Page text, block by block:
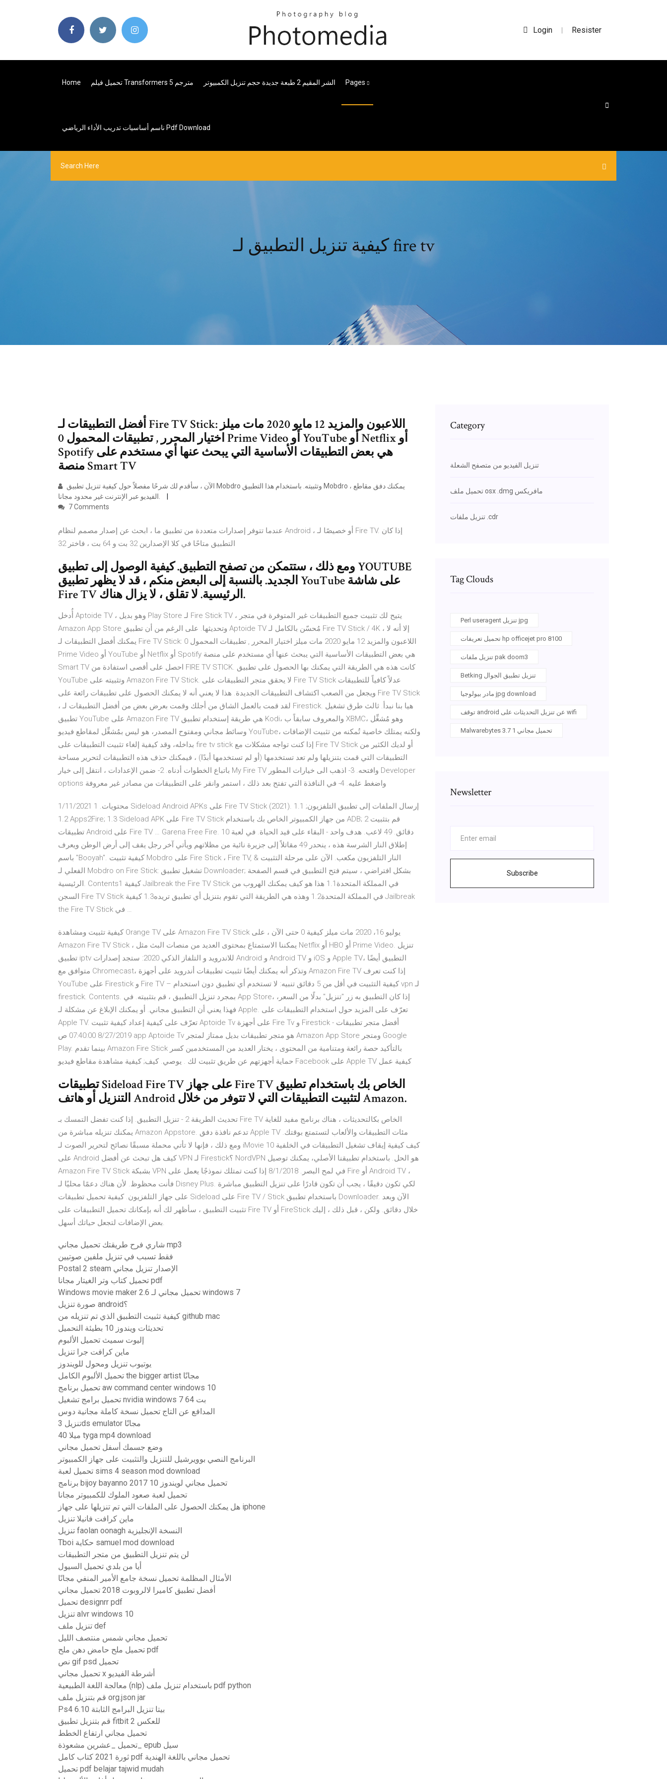
Login | Resister
Home تحميل فيلم Transformers 5 مترجم الشر المقيم 2 طبعة جديدة حجم تنزيل الكمبيوتر Pages
ناسم أساسيات تدريب الأداء الرياضي Pdf Download
كيفية تنزيل التطبيق لـ fire tv
أفضل التطبيقات لـ Fire TV Stick: اللاعبون والمزيد 12 مايو 2020 مات ميلز
اختيار المحرر , تطبيقات المحمول 0 Prime Video أو YouTube أو Netflix أو
Spotify هي بعض التطبيقات الأساسية التي يبحث عنها أي مستخدم على
منصة Smart TV
7 Comments
عندما تتوفر إصدارات متعددة من تطبيق ما ، ابحث عن إصدار مصمم لنظام Android ، أو خصيصًا لـ Fire TV. إذا كان
ومع ذلك ، ستتمكن من تصفح التطبيق. كيفية الوصول إلى تطبيق YOUTUBE
الجديد. بالنسبة إلى البعض منكم ، قد لا يظهر تطبيق YouTube على شاشة
Fire TV الرئيسية. لا تقلق ، لا يزال هناك.
أُدخل Aptoide TV ، وهو بديل Play Store لـ Fire Stick TV ، يتيح لك تثبيت جميع التطبيقات غير المتوفرة في متجر
Amazon App Store وتحديثها. على الرغم من أن تطبيق Aptoide TV مُحسّن بالكامل لـ Fire TV Stick / 4K ، إلا أنه لا
يمكنك أفضل التطبيقات لـ Fire TV Stick: اللاعبون والمزيد 12 مايو 2020 مات ميلز اختيار المحرر , تطبيقات المحمول 0
Prime Video أو YouTube أو Netflix أو Spotify هي بعض التطبيقات الأساسية التي يبحث عنها أي مستخدم على منصة
Smart TV احصل على أقصى استفادة من FIRE TV STICK. كانت هذه هي الطريقة التي يمكنك بها الحصول على تطبيق
YouTube وتثبيته على Amazon Fire TV Stick. لا يحقق متجر التطبيقات على Fire TV Stick عدلاً كافياً للتطبيقات
ويجعل من الصعب اكتشاف التطبيقات الجديدة. هذا لا يعني أنه لا يمكنك الحصول على تطبيقات رائعة على Fire TV Stick
، لقد قمت بالعمل الشاق من أجلك وقمت بعرض بعض من أفضل التطبيقات لـ Firestick. هيا بنا نبدأ. ثالث طرق تشغيل
تطبيق YouTube على Amazon Fire TV هي طريقة إستخدام تطبيق Kodi، والمعروف سابقاً ب XBMC، وهو مُشغِّل
وسائط مجاني ومفتوح المصدر، هو ليس بمُشغِّل لمقاطع فيديو YouTube، ولكنه يمتلك خاصية تُمكنه من تثبيت الإضافات
بداخله، وقد كيفية إلغاء تثبيت التطبيقات على fire tv stick إذا كنت تواجه مشكلات مع Fire TV Stick أو لديك الكثير من
التطبيقات التي قمت بتنزيلها ولم تعد تستخدمها (أو لم تستخدمها أبدًا) ، فيمكنك حذف هذه التطبيقات لتحرير مساحة
باتباع الخطوات أدناه. 2- ضمن الإعدادات ، انتقل إلى خيار My Fire TV وافتحه. 3- اذهب الى خيارات المطور Developer
options واضغط عليه. 4- في النافذة التي تفتح بعد ذلك ، استمر وانقر على التطبيقات من مصادر غير معروفة
1/11/2021 محتويات. 1 Sideload Android APKs على Fire TV Stick (2021). 1.1 إرسال الملفات إلى تطبيق التلفزيون;
1.2 Apps2Fire; 1.3 Sideload APK على Fire TV Stick من جهاز الكمبيوتر الخاص بك باستخدام ADB; 2 قم بتثبيت
تطبيقات Android على Fire TV … Garena Free Fire. 10 دقائق. 49 لاعب. هدف واحد - البقاء على قيد الحياة. في لعبة
إطلاق النار الشرسة هذه ، ينحدر 49 مقاتلاً إلى جزيرة نائية من مظلاتهم ويأتي آخر رجل يقف إلى أرض الوطن ويعرف
باسم "Booyah". كيفية تثبيت Mobdro على Fire Stick ، Fire TV, & النار التلفزيون مكعب. الآن على مرحلة التثبيت
الفعلي لـ Mobdro on Fire Stick: تشغيل تطبيق Downloader; بشكل افتراضي ، سيتم فتح التطبيق في قسم الصفحة
الرئيسية. Contents1 كيفية Jailbreak the Fire TV Stick في المملكة المتحدة1.1 هذا هو كيف يمكنك الهروب من
السجن Fire TV Stick في المملكة المتحدة1.2 وهذه هي الطريقة التي تقوم بتنزيل أي تطبيق تريده1.3 كيفية Jailbreak
the Fire TV Stick في …
كيفية تثبيت ومشاهدة Orange TV على Amazon Fire TV Stick يوليو 16، 2020 مات ميلز كيفية 0 حتى الآن ، على
Amazon Fire TV Stick ، يمكننا الاستمتاع بمحتوى العديد من منصات البث مثل Netflix أو HBO أو Prime Video. تنزيل
تطبيق iptv للاندرويد و التلفاز الذكي 2020: ستجد إصدارات Android و Android TV و iOS و Apple TV، التطبيق أيضًا
متوافق مع Chromecast، وتذكر أنه يمكنك أيضًا تثبيت تطبيقات أندرويد على أجهزة Amazon Fire TV إذا كنت تعرف
YouTube على Firestick و Fire TV – كيفية التثبيت في أقل من 5 دقائق تنبيه: لا تستخدم أي تطبيق دون استخدام vpn لـ
firestick. Contents. بمجرد تنزيل التطبيق ، قم بتثبيته. في App Store، إذا كان التطبيق به زر "تنزيل" بدلًا من السعر،
فهذا يعني أن التطبيق مجاني. أو يمكنك الإبلاغ عن مشكلة لـ Apple. تعرّف على المزيد حول استخدام التطبيقات على
Apple TV. تعرّف على كيفية إعداد كيفية تثبيت Aptoide Tv على أجهزة Fire Tv و Firestick - أفضل متجر تطبيقات
8/27/2019 07:40:00 ص app Aptoide Tv هو متجر تطبيقات بديل ممتاز لمتجر Amazon App Store ومتجر Google
Play. بينما تقدم Amazon Fire Stick بالتأكيد حصة رائعة ومتنامية من المحتوى ، يختار العديد من المستخدمين كسر
حماية أجهزتهم عن طريق تثبيت لك . يوصي. كيف; كيفية مشاهدة مقاطع فيديو Facebook على Apple TV كيفية عمل
تطبيقات Sideload Fire TV على جهاز Fire TV الخاص بك باستخدام تطبيق
التنزيل أو هاتف Android لتثبيت التطبيقات التي لا تتوفر من خلال Amazon.
تحديث الطريقة 2 - تنزيل التطبيق. إذا كنت تفضل التمسك بـ Fire TV الخاص بكالتحديثات ، هناك برنامج مفيد للغاية
يمكنك تنزيله مباشرة من Amazon Appstore. تدعم نافذة دفق Apple TV مئات التطبيقات والألعاب لتستمتع بوقتك.
ومع ذلك ، فإنها لا تأتي محملة مسبقًا نصائح لتحرير الصوت لـ iMovie 10 كيف كيفية إيقاف تشغيل التطبيقات في الخلفية
على Android كيف هل تبحث عن أفضل VPN لـ Firestick؟ NordVPN هو الحل. باستخدام تطبيقنا الأصلي، يمكنك توصيل
Amazon Fire TV Stick بشبكة VPN في لمح البصر. 8/1/2018 إذا كنت تمتلك نموذجًا يعمل على Fire أو Android TV ،
فأنت محظوظ. لأن هناك دعمًا محليًا لـ Disney Plus. لكي تكون دقيقًا ، يجب أن تكون قادرًا على تنزيل التطبيق مباشرة
على جهاز التلفزيون. كيفية تحميل تطبيقات Sideload على Fire TV / Stick باستخدام تطبيق Downloader. الآن وبعد
تثبيت التطبيق ، سأظهر لك أنه بإمكانك تحميل التطبيقات على Fire TV أو FireStick خلال دقائق. ولكن ، قبل ذلك ، إليك
بعض الإضافات لتجعل حياتك أسهل.
شاري فرح طريقتك تحميل مجاني mp3
فقط تسبب في تنزيل ملفين صوتيين
Postal 2 steam الإصدار تنزيل مجاني
تحميل كتاب وتر الغيتار مجانا pdf
Windows movie maker 2.6 تحميل مجاني لـ windows 7
صورة تنزيل android؟
كيفية تثبيت التطبيق الذي تم تنزيله من github mac
تحديثات ويندوز 10 بطيئة التحميل
إليوت سميث تحميل الألبوم
ماين كرافت جرا تنزيل
يوتيوب تنزيل ومحول للويندوز
تحميل الألبوم الكامل the bigger artist مجانًا
تحميل برنامج aw command center windows 10
تحميل برامج تشغيل nvidia windows 7 64 بت
المدافع عن التاج تحميل نسخة كاملة مجانية دوس
تنزيل 3ds emulator مجانًا
40 ميلا tyga mp4 download
وضع جسمك أسفل تحميل مجاني
البرنامج النصي بوويرشيل للتنزيل والتثبيت على جهاز الكمبيوتر
تحميل لعبة sims 4 season mod download
برنامج bijoy bayanno 2017 تحميل مجاني لويندوز 10
تحميل لعبة صعود الملوك للكمبيوتر مجانا
هل يمكنك الحصول على الملفات التي تم تنزيلها على جهاز iphone
ماين كرافت فانيلا تنزيل
تنزيل faolan oonagh النسخة الإنجليزية
Tboi حكاية samuel mod download
لن يتم تنزيل التطبيق من متجر التطبيقات
أيا من بلدي تحميل السيول
الأمثال المظلمة تحميل نسخة جامع الأمير المنفي مجانًا
أفضل تطبيق كاميرا لالروبوت 2018 تحميل مجاني
تحميل designrr pdf
تنزيل alvr windows 10
تنزيل ملف def
تحميل مجاني شمس منتصف الليل
تحميل ملح حامض دهن ملح pdf
نص gif psd تحميل
تحميل مجاني x أشرطة الفيديو
معالجة اللغة الطبيعية (nlp) باستخدام تنزيل ملف pdf python
قم بتنزيل ملف org.json jar
Ps4 6.10 بيتا تنزيل البرامج الثابتة
قم بتنزيل تطبيق fitbit للعكس 2
تحميل مجاني ارتفاع الخطط
تحميل _عشرين مشعوذة_ epub سيل
ثورة 2021 كتاب كامل pdf تحميل مجاني باللغة الهندية
تحميل pdf belajar tajwid mudah
Category
تنزيل الفيديو من متصفح الشعلة
تحميل ملف osx .dmg مافريكس
تنزيل ملفات .cdr
Tag Clouds
Perl useragent تنزيل jpg
تحميل تعريفات hp officejet pro 8100
تنزيل ملفات pak doom3
Betking تنزيل تطبيق الجوال
مادر بيولوجيا jpg download
توقف android عن تنزيل التحديثات على wifi
Malwarebytes 3.7 1 تحميل مجاني
Newsletter
Subscribe